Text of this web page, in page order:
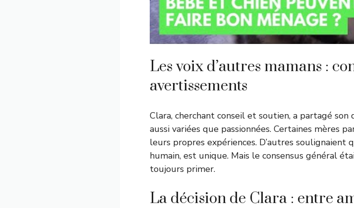
Les voix d’autres mamans :
avertissements
Clara, cherchant conseil et soutien, a partagé
aussi variées que passionnées. Certaines mères
leurs propres expériences. D’autres soulignaient
humain, est unique. Mais le consensus général
toujours primer.
La décision de Clara : entre